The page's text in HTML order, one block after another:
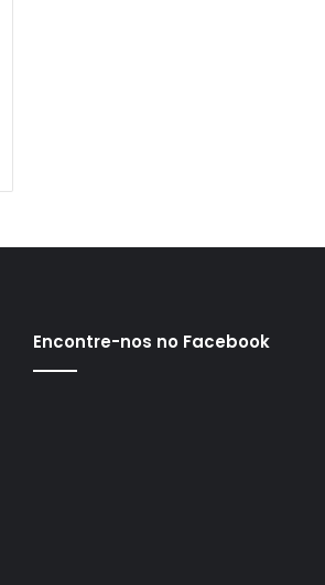
Encontre-nos no Facebook